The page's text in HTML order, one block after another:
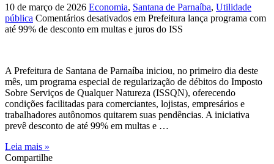
10 de março de 2026 Economia, Santana de Parnaíba, Utilidade
pública Comentários desativados em Prefeitura lança programa com
até 99% de desconto em multas e juros do ISS
A Prefeitura de Santana de Parnaíba iniciou, no primeiro dia deste
mês, um programa especial de regularização de débitos do Imposto
Sobre Serviços de Qualquer Natureza (ISSQN), oferecendo
condições facilitadas para comerciantes, lojistas, empresários e
trabalhadores autônomos quitarem suas pendências. A iniciativa
prevê desconto de até 99% em multas e …
Leia mais »
Compartilhe